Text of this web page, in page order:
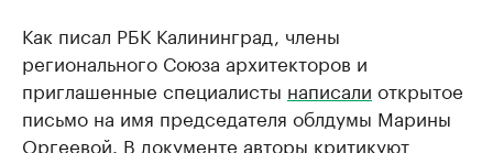
Как писал РБК Калининград, члены
регионального Союза архитекторов и
приглашенные специалисты написали открытое
письмо на имя председателя облдумы Марины
Оргеевой. В документе авторы критикуют